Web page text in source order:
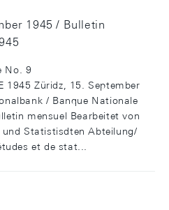
1945 / Bulletin
No. 9
1945 Züridz, 15. September
/ Banque Nationale
mensuel Bearbeitet von
Statistisdten Abteilung/
et de stat...